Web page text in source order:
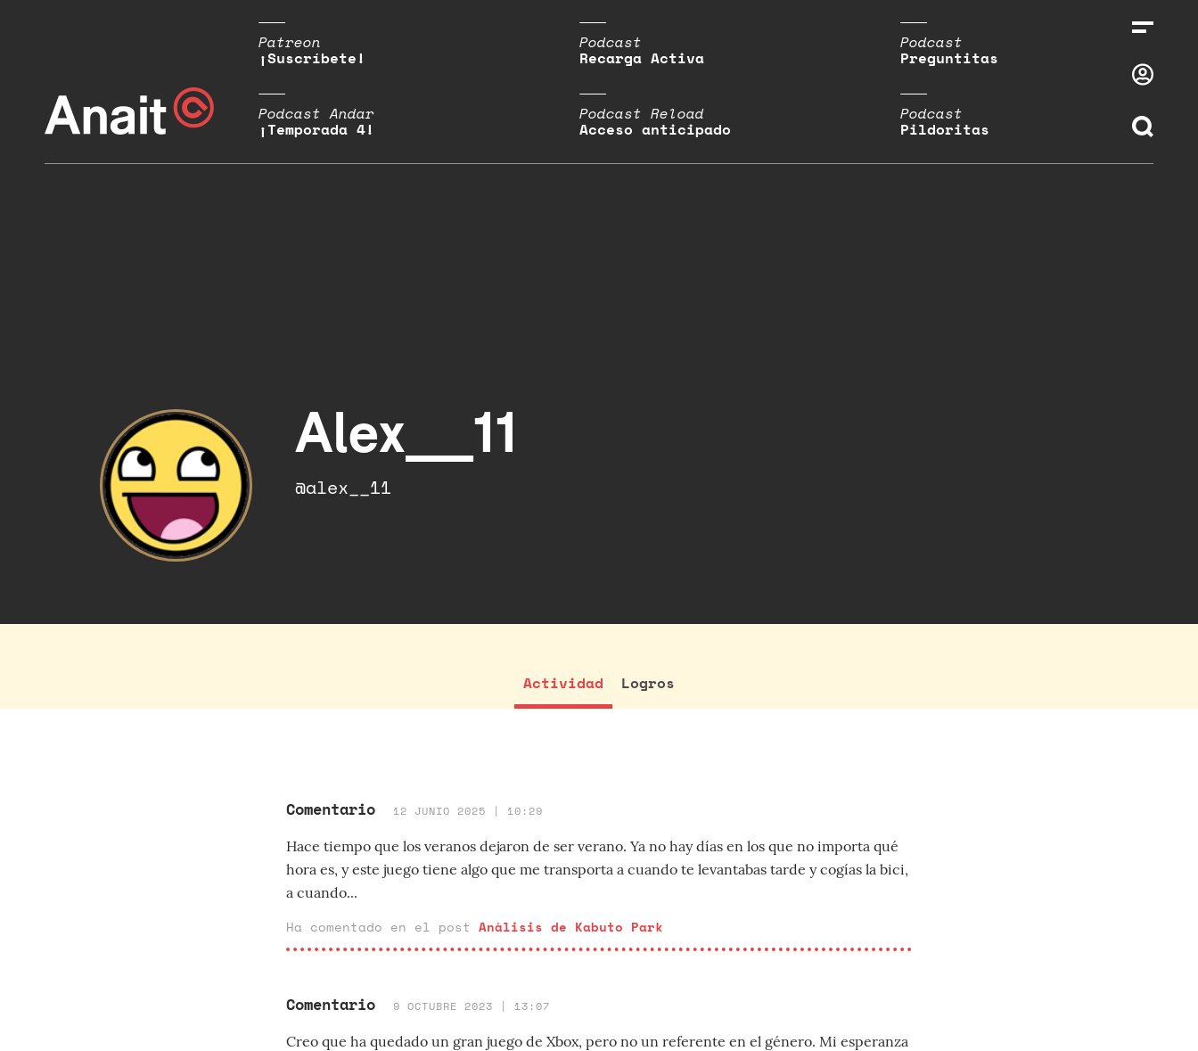
Patreon
¡Suscríbete!
Podcast
Recarga Activa
Podcast
Preguntitas
Podcast Andar
¡Temporada 4!
Podcast Reload
Acceso anticipado
Podcast
Pildoritas
Alex__11
@alex__11
Actividad Logros
Comentario 12 JUNIO 2025 | 10:29
Hace tiempo que los veranos dejaron de ser verano. Ya no hay días en los que no importa qué
hora es, y este juego tiene algo que me transporta a cuando te levantabas tarde y cogías la bici,
a cuando...
Ha comentado en el post Análisis de Kabuto Park
Comentario 9 OCTUBRE 2023 | 13:07
Creo que ha quedado un gran juego de Xbox, pero no un referente en el género. Mi esperanza